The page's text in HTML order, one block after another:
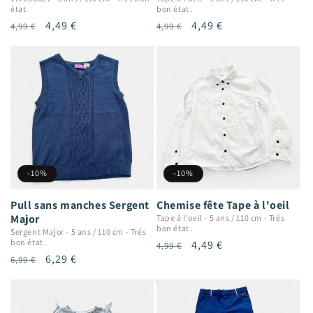
état
Prix
4,99 €
Prix
4,49 €
bon état .
Prix
4,99 €
Prix
4,49 €
-10%
Pull sans manches Sergent
Major
Sergent Major - 5 ans / 110 cm - Trés
bon état .
Prix
6,99 €
Prix
6,29 €
-10%
Chemise fête Tape à l'oeil
Tape à l'oeil - 5 ans / 110 cm - Trés
bon état .
Prix
4,99 €
Prix
4,49 €